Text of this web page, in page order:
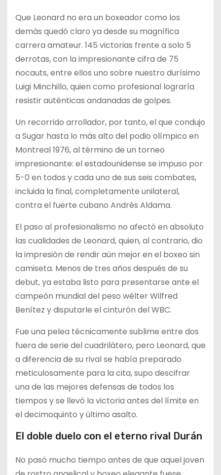
Que Leonard no era un boxeador como los
demás quedó claro ya desde su magnífica
carrera amateur. 145 victorias frente a solo 5
derrotas, con la impresionante cifra de 75
nocauts, entre ellos uno sobre nuestro durísimo
Luigi Minchillo, quien como profesional lograría
resistir auténticas andanadas de golpes.
Un recorrido arrollador, por tanto, el que condujo
a Sugar hasta lo más alto del podio olímpico en
Montreal 1976, al término de un torneo
impresionante: el estadounidense se impuso por
5-0 en todos y cada uno de sus seis combates,
incluida la final, completamente unilateral,
contra el fuerte cubano Andrés Aldama.
El paso al profesionalismo no afectó en absoluto
las cualidades de Leonard, quien, al contrario, dio
la impresión de rendir aún mejor en el boxeo sin
camiseta. Menos de tres años después de su
debut, ya estaba listo para presentarse ante el
campeón mundial del peso wélter Wilfred
Benítez y disputarle el cinturón del WBC.
Fue una pelea técnicamente sublime entre dos
fuera de serie del cuadrilátero, pero Leonard, que
a diferencia de su rival se había preparado
meticulosamente para la cita, supo descifrar
una de las mejores defensas de todos los
tiempos y se llevó la victoria antes del límite en
el decimoquinto y último asalto.
El doble duelo con el eterno rival Durán
No pasó mucho tiempo antes de que aquel joven